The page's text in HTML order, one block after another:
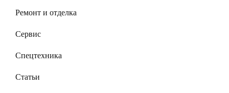
Ремонт и отделка
Сервис
Спецтехника
Статьи